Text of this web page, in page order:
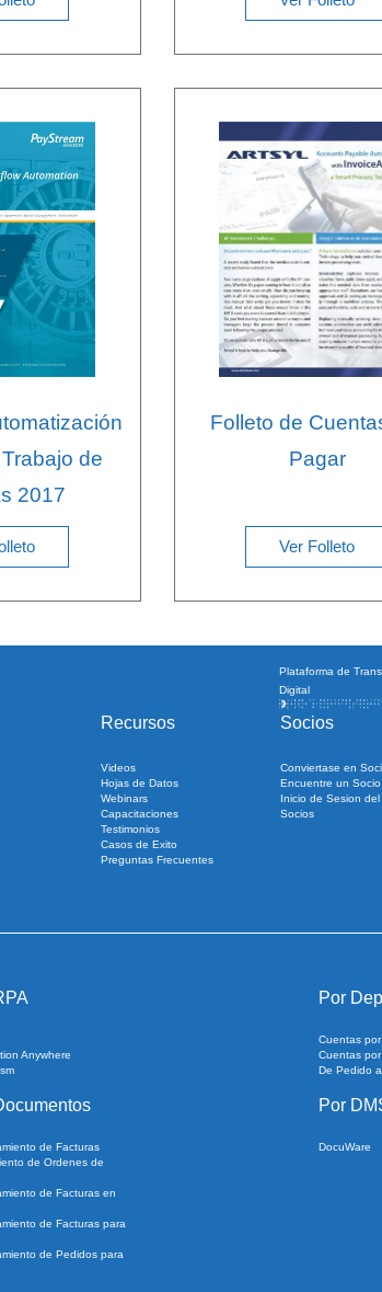
de
2017
Folleto de
Pagar
Ver Folleto
Plataforma de
Digital
Recursos
Videos
Hojas de Datos
Webinars
Capacitaciones
Testimonios
Casos de Exito
Preguntas Frecuentes
Socios
Conviertase en
Encuentre un Socio
Inicio de Sesion
Socios
Anywhere
de Facturas
de Ordenes de
de Facturas en
de Facturas para
de Pedidos para
Por
Cuentas
Cuentas
De Pedido
Por
DocuWare